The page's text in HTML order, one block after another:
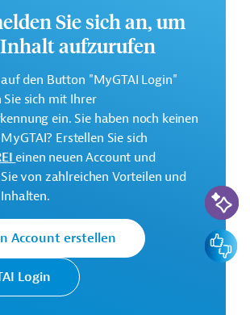
Arbeitsplätze. Des Weiteren ist die
der Marktchancen durch die
von Frauen und
Berufsbildungsprogrammen,
über das
finden Sie in dem
das zum Download bereitsteht.
Sie sich bitte an das Brüsseler Büro
& Invest unter projekte@gtai.de.
Sie sich an, um
aufzurufen
auf den Button "MyGTAI Login"
Sie sich mit Ihrer
ein. Sie haben noch keinen
Erstellen Sie sich
einen neuen Account und
von zahlreichen Vorteilen und
Account erstellen
Login
KI-